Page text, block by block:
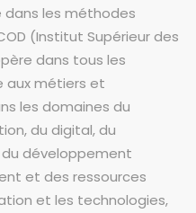
dans les méthodes
(Institut Supérieur des
dans tous les
aux métiers et
les domaines du
du digital, du
développement
et des ressources
et les technologies,